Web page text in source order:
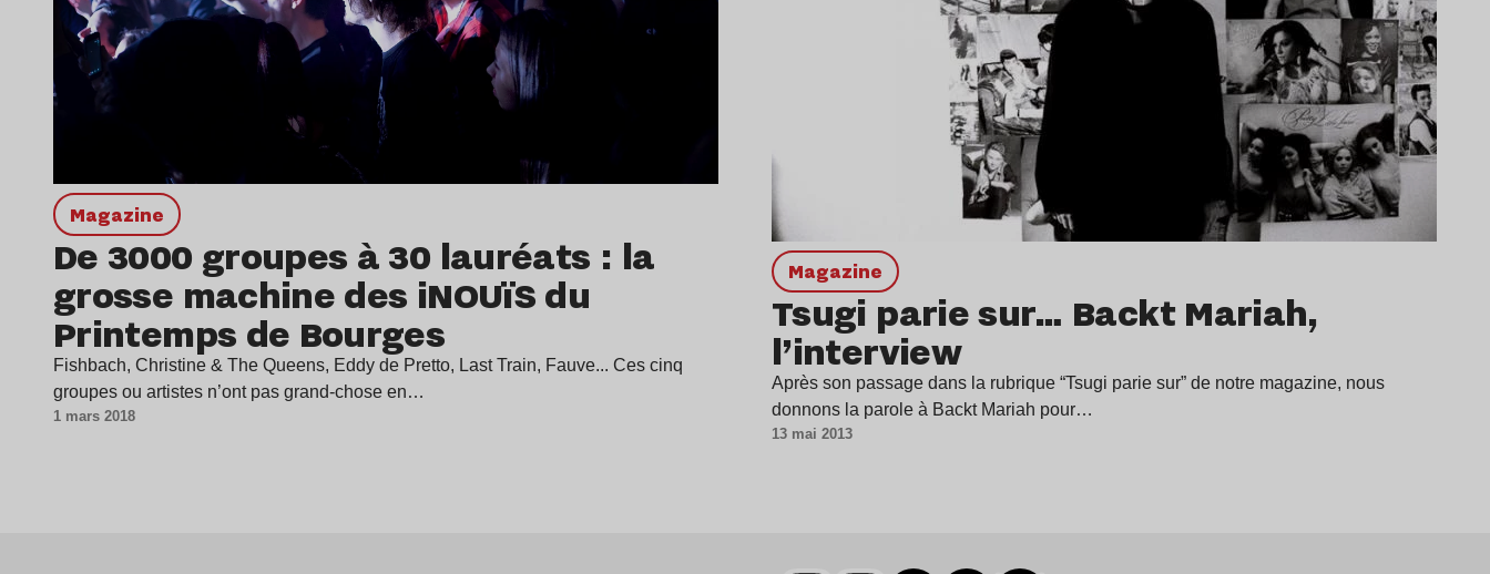
magazine
De 3000 groupes à 30 lauréats : la
grosse machine des iNOUïS du
Printemps de Bourges
Fishbach, Christine & The Queens, Eddy de Pretto, Last Train, Fauve... Ces cinq
groupes ou artistes n’ont pas grand-chose en…
1 mars 2018
magazine
Tsugi parie sur… Backt Mariah,
l’interview
Après son passage dans la rubrique “Tsugi parie sur” de notre magazine, nous
donnons la parole à Backt Mariah pour…
13 mai 2013